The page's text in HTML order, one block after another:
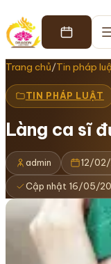
Trang chủ/Tin pháp
TIN PHÁP LUẬT
Làng ca sĩ
admin 12/
Cập nhật 16/05/